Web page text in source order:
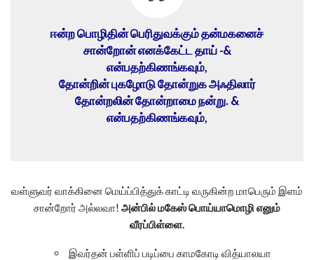
ஈன்ற பொழிதின் பெரிதுவக்கும் தன்மகனைச்
சான்றோன் எனக்கேட்ட தாய் -&
என்பதற்கிணங்கவும்,
தோன்றின் புகழோடு தோன்றுக அஃதிலார்
தோன்றலின் தோன்றாமை நன்று. &
என்பதற்கிணங்கவும்,
வள்ளுவர் வாக்கினை மெய்ப்பித்துக் காட்டி வருகின்ற மாபெரும் இளம்
சான்றோர் அல்லவா! அன்பில் மகேஸ் பொய்யாமொழி எனும்
வீரப்பிள்ளை.
இவர்தன் பள்ளிப் படிப்பை காமகோடி வித்யாலயா